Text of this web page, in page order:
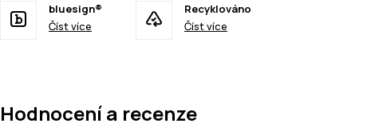
bluesign®
Číst více
Recyklováno
Číst více
Hodnocení a recenze